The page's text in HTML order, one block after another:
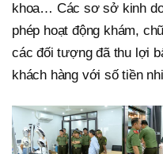
khoa… Các sơ sở kinh
phép hoạt động khám,
các đối tượng đã thu lợi
khách hàng với số tiền